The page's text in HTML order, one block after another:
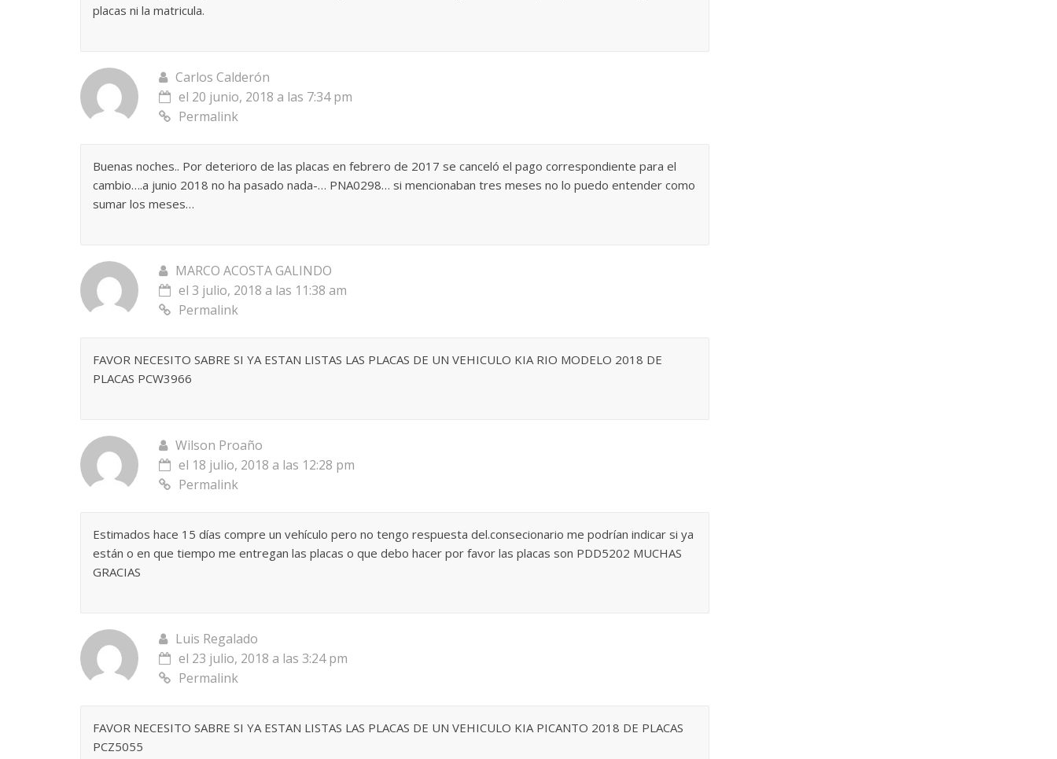
placas ni la matricula.
Carlos Calderón
el 20 junio, 2018 a las 7:34 pm
Permalink
Buenas noches.. Por deterioro de las placas en febrero de 2017 se canceló el pago correspondiente para el
cambio….a junio 2018 no ha pasado nada-… PNA0298… si mencionaban tres meses no lo puedo entender como
sumar los meses…
MARCO ACOSTA GALINDO
el 3 julio, 2018 a las 11:38 am
Permalink
FAVOR NECESITO SABRE SI YA ESTAN LISTAS LAS PLACAS DE UN VEHICULO KIA RIO MODELO 2018 DE
PLACAS PCW3966
Wilson Proaño
el 18 julio, 2018 a las 12:28 pm
Permalink
Estimados hace 15 días compre un vehículo pero no tengo respuesta del.consecionario me podrían indicar si ya
están o en que tiempo me entregan las placas o que debo hacer por favor las placas son PDD5202 MUCHAS
GRACIAS
Luis Regalado
el 23 julio, 2018 a las 3:24 pm
Permalink
FAVOR NECESITO SABRE SI YA ESTAN LISTAS LAS PLACAS DE UN VEHICULO KIA PICANTO 2018 DE PLACAS
PCZ5055